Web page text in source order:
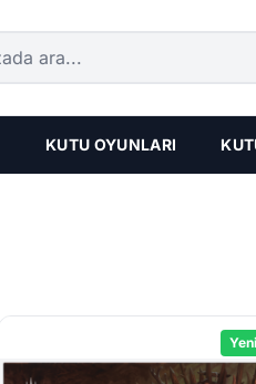
KUTU OYUNLARI